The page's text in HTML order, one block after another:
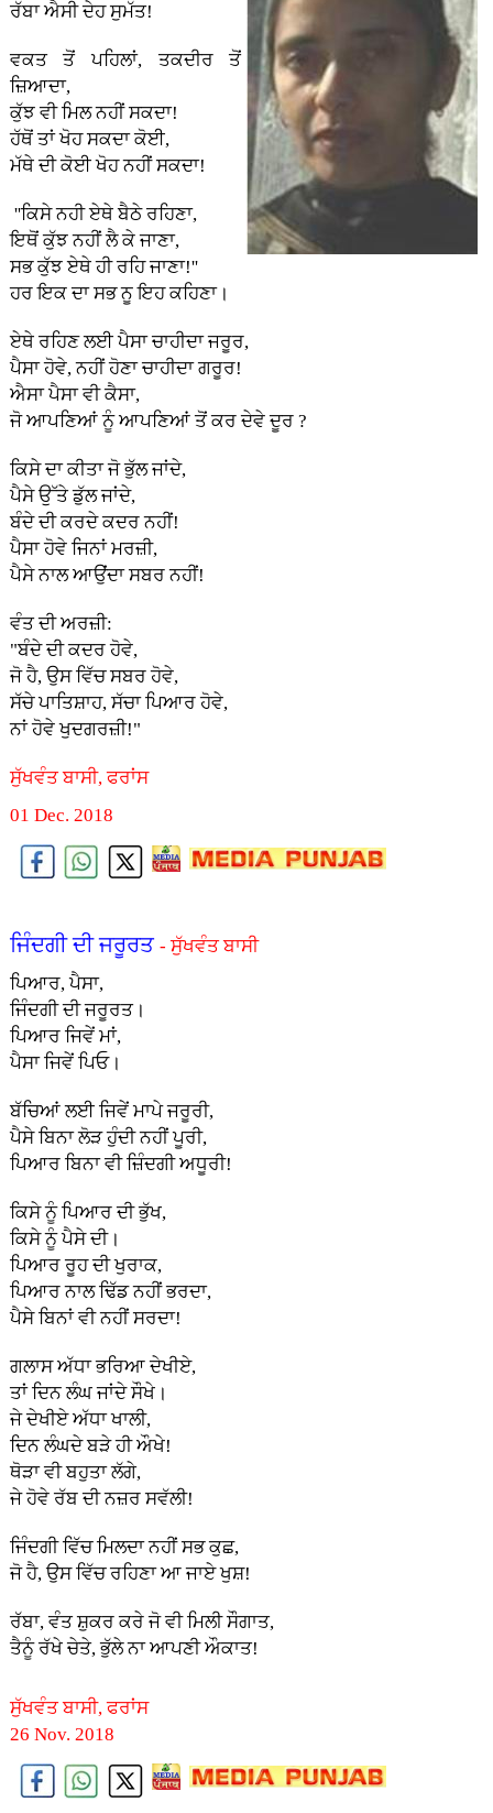
ਰੱਬਾ ਐਸੀ ਦੇਹ ਸੁਮੱਤ!
ਵਕਤ ਤੋਂ ਪਹਿਲਾਂ, ਤਕਦੀਰ ਤੋਂ
ਜ਼ਿਆਦਾ,
ਕੁੱਝ ਵੀ ਮਿਲ ਨਹੀਂ ਸਕਦਾ!
ਹੱਥੋਂ ਤਾਂ ਖੋਹ ਸਕਦਾ ਕੋਈ,
ਮੱਥੇ ਦੀ ਕੋਈ ਖੋਹ ਨਹੀਂ ਸਕਦਾ!
''ਕਿਸੇ ਨਹੀ ਏਥੇ ਬੈਠੇ ਰਹਿਣਾ,
ਇਥੋਂ ਕੁੱਝ ਨਹੀਂ ਲੈ ਕੇ ਜਾਣਾ,
ਸਭ ਕੁੱਝ ਏਥੇ ਹੀ ਰਹਿ ਜਾਣਾ!''
ਹਰ ਇਕ ਦਾ ਸਭ ਨੂ ਇਹ ਕਹਿਣਾ।
ਏਥੇ ਰਹਿਣ ਲਈ ਪੈਸਾ ਚਾਹੀਦਾ ਜਰੂਰ,
ਪੈਸਾ ਹੋਵੇ, ਨਹੀਂ ਹੋਣਾ ਚਾਹੀਦਾ ਗਰੂਰ!
ਐਸਾ ਪੈਸਾ ਵੀ ਕੈਸਾ,
ਜੋ ਆਪਣਿਆਂ ਨੂੰ ਆਪਣਿਆਂ ਤੋਂ ਕਰ ਦੇਵੇ ਦੂਰ ?
ਕਿਸੇ ਦਾ ਕੀਤਾ ਜੋ ਭੁੱਲ ਜਾਂਦੇ,
ਪੈਸੇ ਉੱਤੇ ਡੁੱਲ ਜਾਂਦੇ,
ਬੰਦੇ ਦੀ ਕਰਦੇ ਕਦਰ ਨਹੀਂ!
ਪੈਸਾ ਹੋਵੇ ਜਿਨਾਂ ਮਰਜ਼ੀ,
ਪੈਸੇ ਨਾਲ ਆਉਂਦਾ ਸਬਰ ਨਹੀਂ!
ਵੰਤ ਦੀ ਅਰਜ਼ੀ:
"ਬੰਦੇ ਦੀ ਕਦਰ ਹੋਵੇ,
ਜੋ ਹੈ, ਉਸ ਵਿੱਚ ਸਬਰ ਹੋਵੇ,
ਸੱਚੇ ਪਾਤਿਸ਼ਾਹ, ਸੱਚਾ ਪਿਆਰ ਹੋਵੇ,
ਨਾਂ ਹੋਵੇ ਖੁਦਗਰਜ਼ੀ!"
ਸੁੱਖਵੰਤ ਬਾਸੀ, ਫਰਾਂਸ
01 Dec. 2018
ਜਿੰਦਗੀ ਦੀ ਜਰੂਰਤ - ਸੁੱਖਵੰਤ ਬਾਸੀ
ਪਿਆਰ, ਪੈਸਾ,
ਜਿੰਦਗੀ ਦੀ ਜਰੂਰਤ।
ਪਿਆਰ ਜਿਵੇਂ ਮਾਂ,
ਪੈਸਾ ਜਿਵੇਂ ਪਿਓ।
ਬੱਚਿਆਂ ਲਈ ਜਿਵੇਂ ਮਾਪੇ ਜਰੂਰੀ,
ਪੈਸੇ ਬਿਨਾ ਲੋੜ ਹੁੰਦੀ ਨਹੀਂ ਪੂਰੀ,
ਪਿਆਰ ਬਿਨਾ ਵੀ ਜ਼ਿੰਦਗੀ ਅਧੂਰੀ!
ਕਿਸੇ ਨੂੰ ਪਿਆਰ ਦੀ ਭੁੱਖ,
ਕਿਸੇ ਨੂੰ ਪੈਸੇ ਦੀ।
ਪਿਆਰ ਰੂਹ ਦੀ ਖੁਰਾਕ,
ਪਿਆਰ ਨਾਲ ਢਿੱਡ ਨਹੀਂ ਭਰਦਾ,
ਪੈਸੇ ਬਿਨਾਂ ਵੀ ਨਹੀਂ ਸਰਦਾ!
ਗਲਾਸ ਅੱਧਾ ਭਰਿਆ ਦੇਖੀਏ,
ਤਾਂ ਦਿਨ ਲੰਘ ਜਾਂਦੇ ਸੌਖੇ।
ਜੇ ਦੇਖੀਏ ਅੱਧਾ ਖਾਲੀ,
ਦਿਨ ਲੰਘਦੇ ਬੜੇ ਹੀ ਔਖੇ!
ਥੋੜਾ ਵੀ ਬਹੁਤਾ ਲੱਗੇ,
ਜੇ ਹੋਵੇ ਰੱਬ ਦੀ ਨਜ਼ਰ ਸਵੱਲੀ!
ਜਿੰਦਗੀ ਵਿੱਚ ਮਿਲਦਾ ਨਹੀਂ ਸਭ ਕੁਛ,
ਜੋ ਹੈ, ਉਸ ਵਿੱਚ ਰਹਿਣਾ ਆ ਜਾਏ ਖੁਸ਼!
ਰੱਬਾ, ਵੰਤ ਸ਼ੁਕਰ ਕਰੇ ਜੋ ਵੀ ਮਿਲੀ ਸੌਗਾਤ,
ਤੈਨੂੰ ਰੱਖੇ ਚੇਤੇ, ਭੁੱਲੇ ਨਾ ਆਪਣੀ ਔਕਾਤ!
ਸੁੱਖਵੰਤ ਬਾਸੀ, ਫਰਾਂਸ
26 Nov. 2018